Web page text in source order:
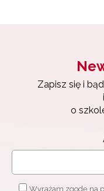
Zapisz się i
o
Wyrażam zgodę na